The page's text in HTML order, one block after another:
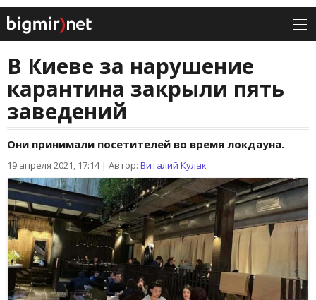
В Киеве за нарушение
карантина закрыли пять
заведений
Они принимали посетителей во время локдауна.
19 апреля 2021, 17:14| Автор: Виталий Кулак